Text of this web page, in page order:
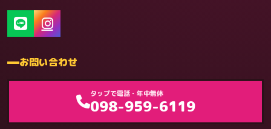
お問い合わせ
タップで電話・年中無休
098-959-6119